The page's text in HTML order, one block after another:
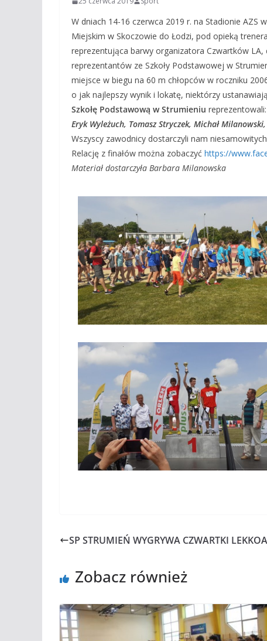
W dniach 14-16 czerwca 2019 r. na Stadionie AZS
Miejskim w Skoczowie do Łodzi, pod opieką
reprezentująca barwy organizatora Czwartków
reprezentantów ze Szkoły Podstawowej w
miejsce w biegu na 60 m chłopców w roczniku
o jak najlepszy wynik i lokatę, niektórzy
Szkołę Podstawową w Strumieniu
Eryk Wyleżuch, Tomasz Stryczek, Michał
Wszyscy zawodnicy dostarczyli nam
Relację z finałów można zobaczyć https://
Materiał dostarczyła Barbara Milanowska
SP STRUMIEŃ WYGRYWA CZWARTKI
Zobacz również